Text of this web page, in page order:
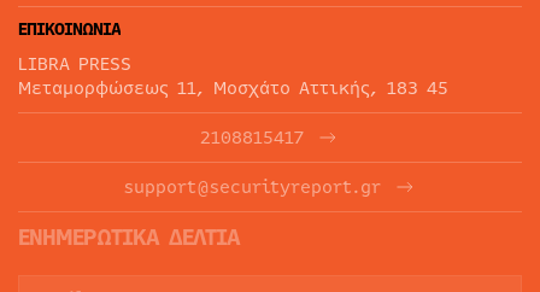
ΕΠΙΚΟΙΝΩΝΙΑ
LIBRA PRESS
Μεταμορφώσεως 11, Μοσχάτο Αττικής, 183 45
2108815417
support@securityreport.gr
ΕΝΗΜΕΡΩΤΙΚΑ ΔΕΛΤΙΑ